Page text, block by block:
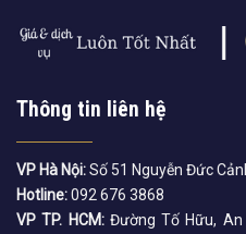
Thông tin liên hệ
VP Hà Nội:Số 51 Nguyễn Đức
Hotline:092 676 3868
VP TP. HCM:Đường Tố Hữu, An